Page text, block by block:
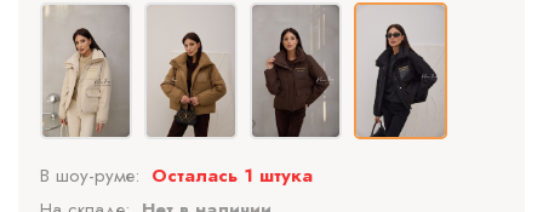
В шоу-руме: Осталась 1 штука